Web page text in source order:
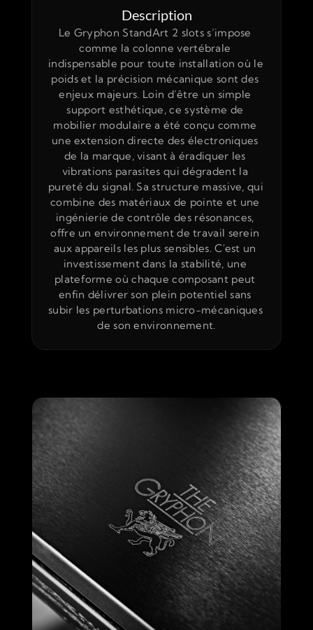
Description
Le Gryphon StandArt 2 slots s’impose
comme la colonne vertébrale
indispensable pour toute installation où le
poids et la précision mécanique sont des
enjeux majeurs. Loin d’être un simple
support esthétique, ce système de
mobilier modulaire a été conçu comme
une extension directe des électroniques
de la marque, visant à éradiquer les
vibrations parasites qui dégradent la
pureté du signal. Sa structure massive, qui
combine des matériaux de pointe et une
ingénierie de contrôle des résonances,
offre un environnement de travail serein
aux appareils les plus sensibles. C'est un
investissement dans la stabilité, une
plateforme où chaque composant peut
enfin délivrer son plein potentiel sans
subir les perturbations micro-mécaniques
de son environnement.